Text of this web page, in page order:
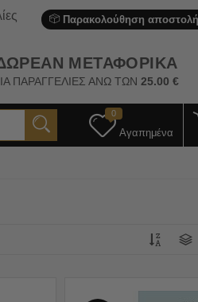
Παρακολούθηση
ΜΕΤΑΦΟΡΙΚΑ
ΠΑΡΑΓΓΕΛΙΕΣ ΑΝΩ ΤΩΝ25.00 €
0
Αγαπημένα